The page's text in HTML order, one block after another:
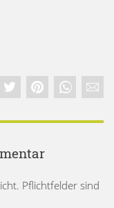
Pflichtfelder sind